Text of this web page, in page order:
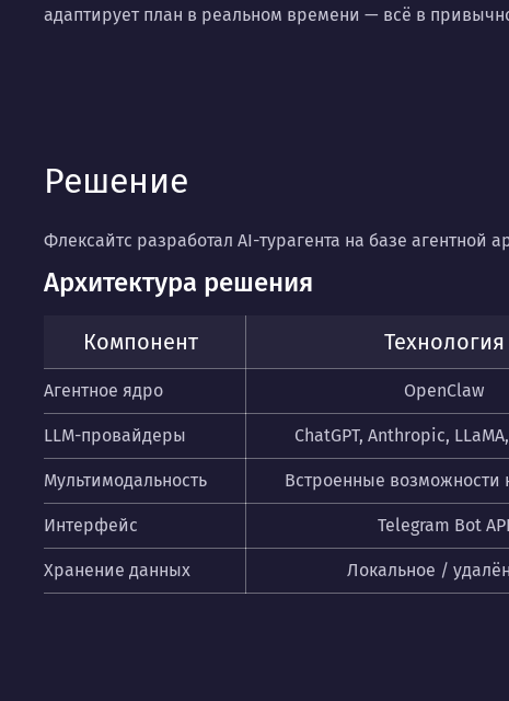
адаптирует план в реальном времени — всё в
Решение
Флексайтс разработал AI-турагента на базе агентной
Архитектура решения
Компонент Технология
Агентное ядро OpenClaw
LLM-провайдеры ChatGPT, Anthropic,
Мультимодальность Встроенные возможности
Интерфейс Telegram Bot API
Хранение данных Локальное /